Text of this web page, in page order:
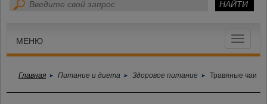
Toggle
МЕНЮ
Главная Питание и диета Здоровое питание Травяные чаи